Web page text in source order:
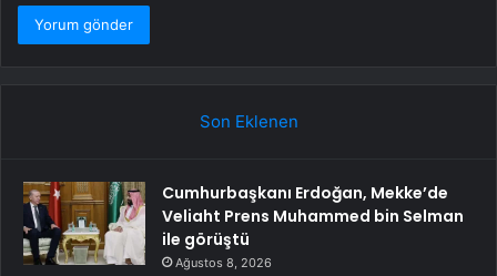
Son Eklenen
Cumhurbaşkanı Erdoğan, Mekke’de
Veliaht Prens Muhammed bin Selman
ile görüştü
Ağustos 8, 2026